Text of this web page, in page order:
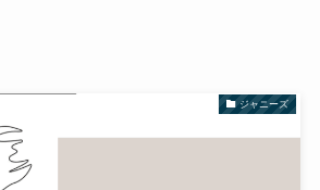
ジャニーズ